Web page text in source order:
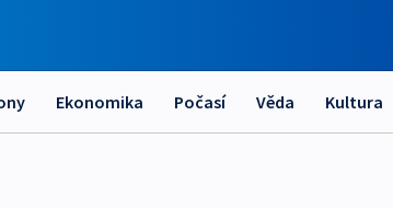
Ekonomika Počasí Věda Kultura